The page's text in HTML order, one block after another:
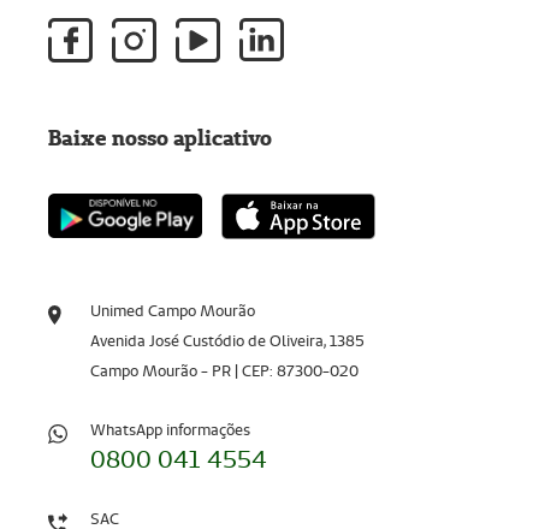
Unimed Campo Mourão
Avenida José Custódio de Oliveira, 1385
Campo Mourão - PR | CEP: 87300-020
WhatsApp informações
0800 041 4554
SAC
Baixe nosso aplicativo